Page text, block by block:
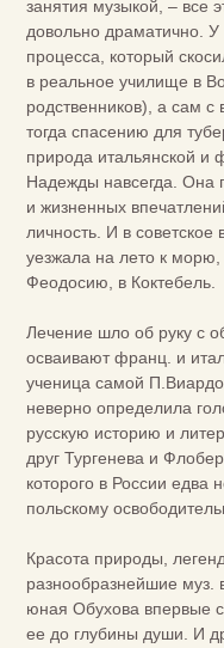
занятия музыкой, – все
довольно драматично.
процесса, который
в реальное училище в
родственников), а сам с
тогда спасению для
природа итальянской и
Надежды навсегда. Она
и жизненных
личность. И в
уезжала на лето к морю,
Феодосию, в Коктебель.
Лечение шло об руку с
осваивают франц. и
ученица самой
неверно определила
русскую историю и
друг Тургенева и
которого в России едва
польскому
Красота природы,
разнообразнейшие муз.
юная Обухова впервые
ее до глубины души. И